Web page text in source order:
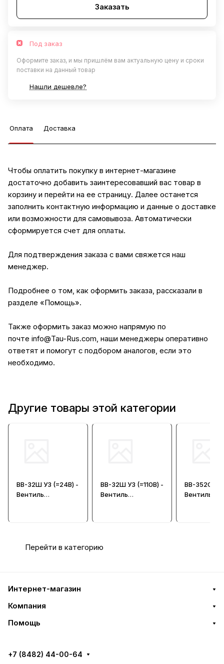
Заказать
Под заказ
Оформите заказ, и мы пришлём вам актуальную цену и сроки
поставки на данный товар
Нашли дешевле?
Оплата Доставка
Чтобы оплатить покупку в интернет-магазине
достаточно добавить заинтересовавший вас товар в
корзину и перейти на ее страницу. Далее останется
заполнить контактную информацию и данные о доставке
или возможности для самовывоза. Автоматически
сформируется счет для оплаты.
Для подтверждения заказа с вами свяжется наш
менеджер.
Подробнее о том, как оформить заказа, рассказали в
разделе «Помощь».
Также оформить заказ можно напрямую по
почте info@Tau-Rus.com, наши менеджеры оперативно
ответят и помогут с подбором аналогов, если это
необходимо.
Другие товары этой категории
ВВ-32Ш У3 (=24В) -
Вентиль
ВВ-32Ш У3 (=110В) -
Вентиль
ВВ-352С
Вентиль
Перейти в категорию
Интернет-магазин
Компания
Помощь
+7 (8482) 44-00-64